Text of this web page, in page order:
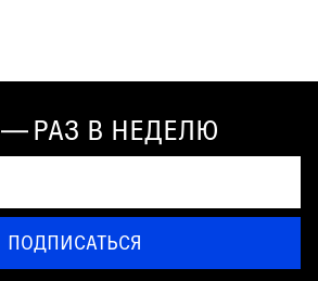
— РАЗ В НЕДЕЛЮ
ПОДПИСАТЬСЯ